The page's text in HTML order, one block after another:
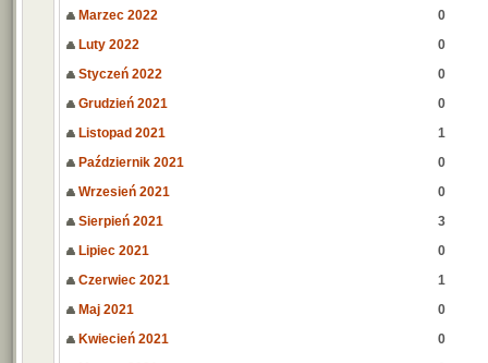
Marzec 2022
0
Luty 2022
0
Styczeń 2022
0
Grudzień 2021
0
Listopad 2021
1
Październik 2021
0
Wrzesień 2021
0
Sierpień 2021
3
Lipiec 2021
0
Czerwiec 2021
1
Maj 2021
0
Kwiecień 2021
0